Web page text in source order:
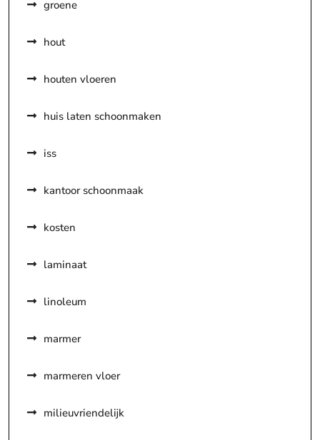
groene
hout
houten vloeren
huis laten schoonmaken
iss
kantoor schoonmaak
kosten
laminaat
linoleum
marmer
marmeren vloer
milieuvriendelijk